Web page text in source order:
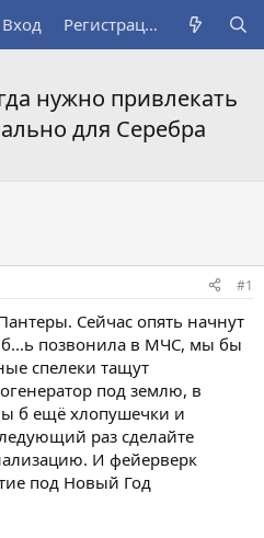
Вход Регистрация
нужно привлекать
для Серебра
#1
Сейчас опять начнут
б...ь позвонила в МЧС, мы бы
спелеки тащут
под землю, в
б ещё хлопушечки и
раз сделайте
И фейерверк
под Новый Год